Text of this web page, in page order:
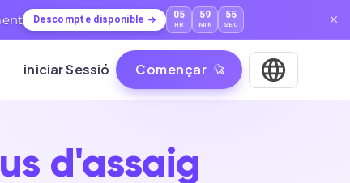
Descompte disponible 05
HR
59
MIN
53
SEC
iniciar Sessió Començar
d'assaig